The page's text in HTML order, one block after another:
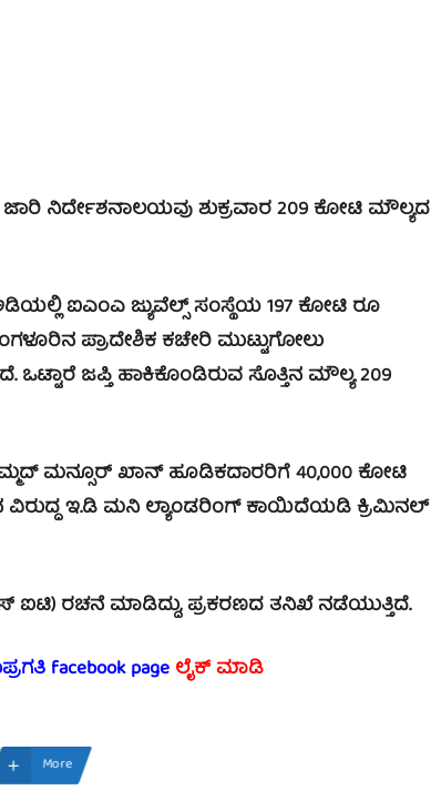
ನಿರ್ದೇಶನಾಲಯವು ಶುಕ್ರವಾರ 209 ಕೋಟಿ ಮೌಲ್ಯದ
ಐಎಂಎ ಜ್ಯುವೆಲ್ಸ್ ಸಂಸ್ಥೆಯ 197 ಕೋಟಿ ರೂ
ಪ್ರಾದೇಶಿಕ ಕಚೇರಿ ಮುಟ್ಟುಗೋಲು
ಜಪ್ತಿ ಹಾಕಿಕೊಂಡಿರುವ ಸೊತ್ತಿನ ಮೌಲ್ಯ 209
ಮನ್ಸೂರ್ ಖಾನ್ ಹೂಡಿಕದಾರರಿಗೆ 40,000 ಕೋಟಿ
ವಿರುದ್ಧ ಇ.ಡಿ ಮನಿ ಲ್ಯಾಂಡರಿಂಗ್ ಕಾಯಿದೆಯಡಿ ಕ್ರಿಮಿನಲ್
ಐಟಿ) ರಚನೆ ಮಾಡಿದ್ದು, ಪ್ರಕರಣದ ತನಿಖೆ ನಡೆಯುತ್ತಿದೆ.
facebookpageಲೈಕ್ ಮಾಡಿ
More